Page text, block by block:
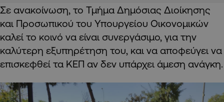
Σε ανακοίνωση, το Τμήμα Δημόσιας Διοίκησης
και Προσωπικού του Υπουργείου Οικονομικών
καλεί το κοινό να είναι συνεργάσιμο, για την
καλύτερη εξυπηρέτηση του, και να αποφεύγει να
επισκεφθεί τα ΚΕΠ αν δεν υπάρχει άμεση ανάγκη.